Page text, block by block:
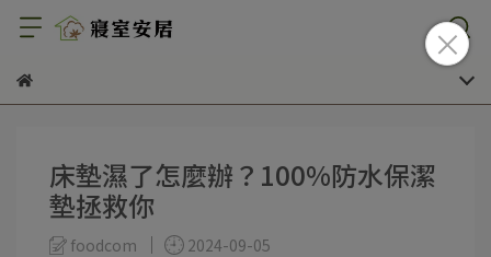
床墊濕了怎麼辦？100%防水保潔
墊拯救你
foodcom 2024-09-05